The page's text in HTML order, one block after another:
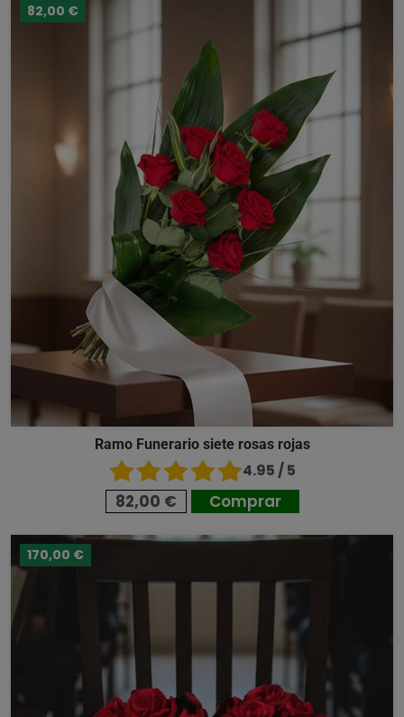
82,00 €
Ramo Funerario siete rosas rojas
4.95 / 5
82,00 € Comprar
170,00 €